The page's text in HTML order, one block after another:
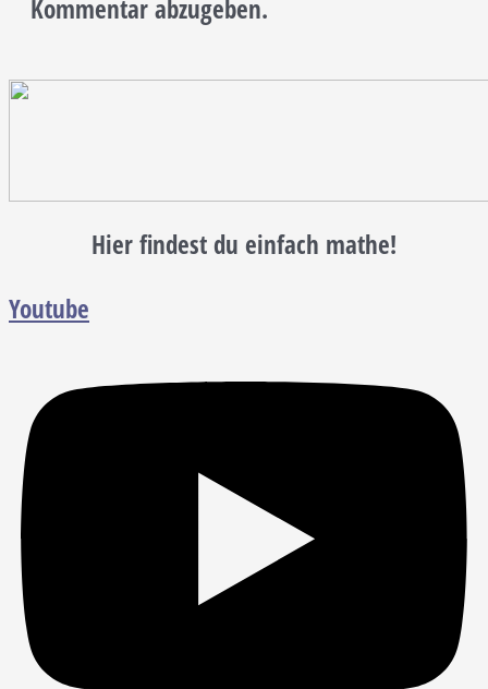
Kommentar abzugeben.
Hier findest du einfach mathe!
Youtube